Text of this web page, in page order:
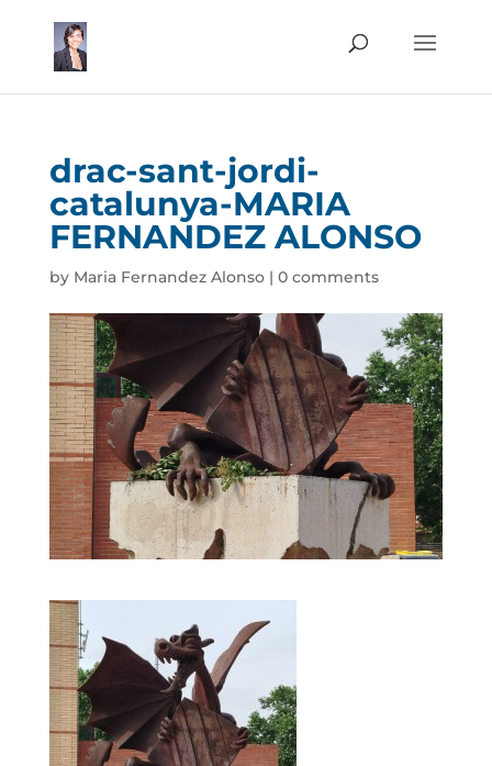
drac-sant-jordi-
catalunya-MARIA
FERNANDEZ ALONSO
by Maria Fernandez Alonso| 0 comments